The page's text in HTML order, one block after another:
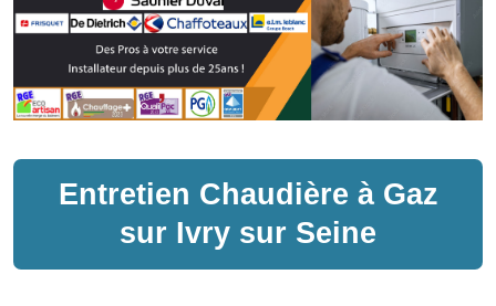
Entretien Chaudière à Gaz
sur Ivry sur Seine